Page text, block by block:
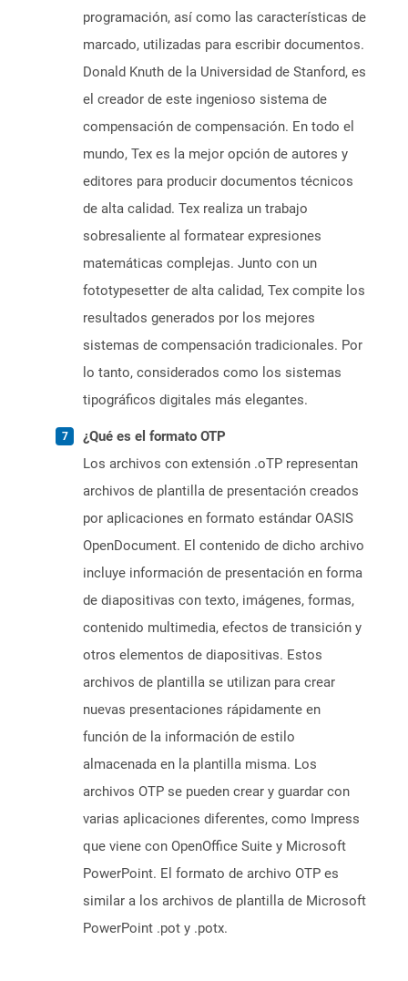
programación, así como las características de
marcado, utilizadas para escribir documentos.
Donald Knuth de la Universidad de Stanford, es
el creador de este ingenioso sistema de
compensación de compensación. En todo el
mundo, Tex es la mejor opción de autores y
editores para producir documentos técnicos
de alta calidad. Tex realiza un trabajo
sobresaliente al formatear expresiones
matemáticas complejas. Junto con un
fototypesetter de alta calidad, Tex compite los
resultados generados por los mejores
sistemas de compensación tradicionales. Por
lo tanto, considerados como los sistemas
tipográficos digitales más elegantes.
¿Qué es el formato OTP
Los archivos con extensión .oTP representan
archivos de plantilla de presentación creados
por aplicaciones en formato estándar OASIS
OpenDocument. El contenido de dicho archivo
incluye información de presentación en forma
de diapositivas con texto, imágenes, formas,
contenido multimedia, efectos de transición y
otros elementos de diapositivas. Estos
archivos de plantilla se utilizan para crear
nuevas presentaciones rápidamente en
función de la información de estilo
almacenada en la plantilla misma. Los
archivos OTP se pueden crear y guardar con
varias aplicaciones diferentes, como Impress
que viene con OpenOffice Suite y Microsoft
PowerPoint. El formato de archivo OTP es
similar a los archivos de plantilla de Microsoft
PowerPoint .pot y .potx.